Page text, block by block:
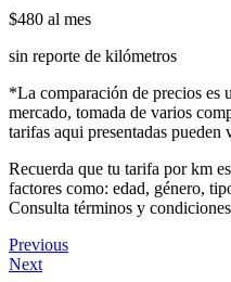
$480 al mes
sin reporte de kilómetros
*La comparación de precios es
mercado, tomada de varios
tarifas aqui presentadas pueden
Recuerda que tu tarifa por km
factores como: edad, género,
Consulta términos y
Previous
Next